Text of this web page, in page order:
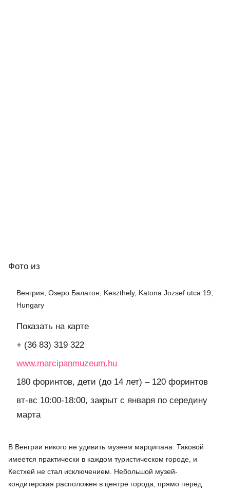
Фото из
Венгрия, Озеро Балатон, Keszthely, Katona Jozsef utca 19,
Hungary
Показать на карте
+ (36 83) 319 322
www.marcipanmuzeum.hu
180 форинтов, дети (до 14 лет) – 120 форинтов
вт-вс 10:00-18:00, закрыт с января по середину
марта
В Венгрии никого не удивить музеем марципана. Таковой
имеется практически в каждом туристическом городе, и
Кестхей не стал исключением. Небольшой музей-
кондитерская расположен в центре города, прямо перед